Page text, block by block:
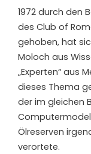
1972 durch den
des Club of
gehoben, hat
Moloch aus
„Experten“ aus
dieses Thema
der im gleichen
Ölreserven
verortete.